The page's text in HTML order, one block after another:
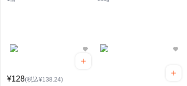
¥128(税込¥138.24)